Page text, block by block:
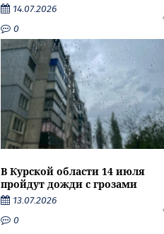
14.07.2026
0
В Курской области 14 июля
пройдут дожди с грозами
13.07.2026
0